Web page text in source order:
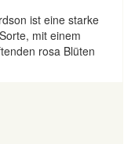
ist eine starke
mit einem
rosa Blüten